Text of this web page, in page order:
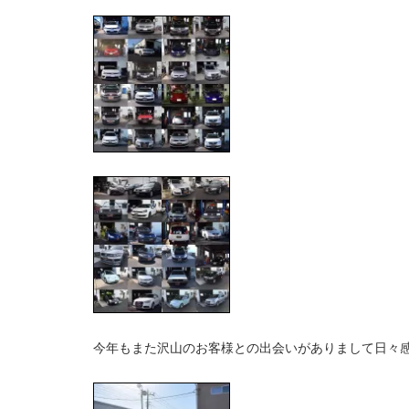
今年もまた沢山のお客様との出会いがありまして日々